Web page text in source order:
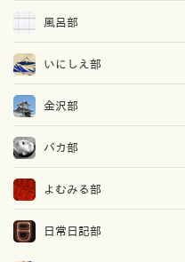
風呂部
いにしえ部
金沢部
バカ部
よむみる部
日常日記部